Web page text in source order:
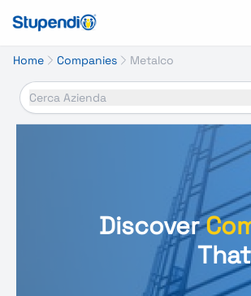
Home Companies Metalco
Cerca Azienda
Discover